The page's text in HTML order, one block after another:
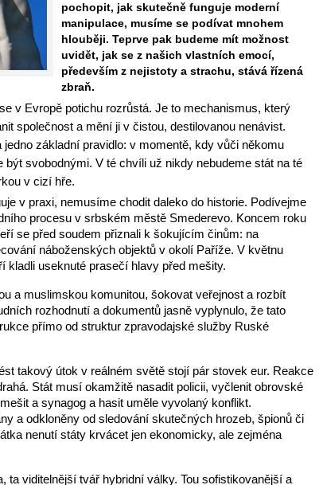
pochopit, jak skutečně funguje moderní
manipulace, musíme se podívat mnohem
hlouběji. Teprve pak budeme mít možnost
uvidět, jak se z našich vlastních emocí,
především z nejistoty a strachu, stává řízená
zbraň.
v Evropě potichu rozrůstá. Je to mechanismus, který
společnost a mění ji v čistou, destilovanou nenávist.
základní pravidlo: v momentě, kdy vůči někomu
svobodnými. V té chvíli už nikdy nebudeme stát na té
v cizí hře.
v praxi, nemusíme chodit daleko do historie. Podívejme
procesu v srbském městě Smederevo. Koncem roku
se před soudem přiznali k šokujícím činům: na
náboženských objektů v okolí Paříže. V květnu
kladli useknuté prasečí hlavy před mešity.
a muslimskou komunitou, šokovat veřejnost a rozbít
rozhodnutí a dokumentů jasně vyplynulo, že tato
přímo od struktur zpravodajské služby Ruské
takový útok v reálném světě stojí pár stovek eur. Reakce
Stát musí okamžitě nasadit policii, vyčlenit obrovské
a synagog a hasit uměle vyvolaný konflikt.
a odkloněny od sledování skutečných hrozeb, špionů či
nenutí státy krvácet jen ekonomicky, ale zejména
ta viditelnější tvář hybridní války. Tou sofistikovanější a